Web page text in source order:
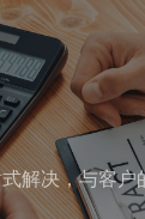
解决，与客户